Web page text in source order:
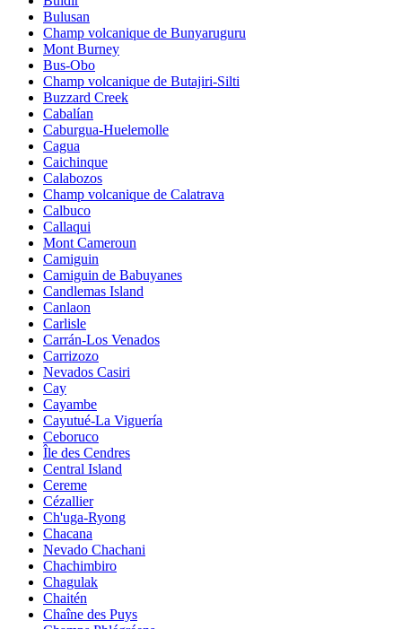
Bulusan
Champ volcanique de Bunyaruguru
Mont Burney
Bus-Obo
Champ volcanique de Butajiri-Silti
Buzzard Creek
Cabalían
Caburgua-Huelemolle
Cagua
Caichinque
Calabozos
Champ volcanique de Calatrava
Calbuco
Callaqui
Mont Cameroun
Camiguin
Camiguin de Babuyanes
Candlemas Island
Canlaon
Carlisle
Carrán-Los Venados
Carrizozo
Nevados Casiri
Cay
Cayambe
Cayutué-La Viguería
Ceboruco
Île des Cendres
Central Island
Cereme
Cézallier
Ch'uga-Ryong
Chacana
Nevado Chachani
Chachimbiro
Chagulak
Chaitén
Chaîne des Puys